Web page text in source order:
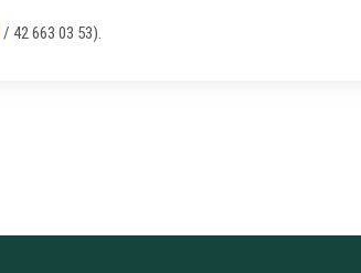
/ 42 663 03 53).